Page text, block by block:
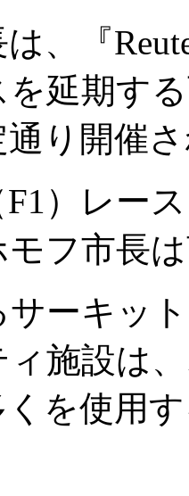
、『
を延期す
り開催
F1）レー
フ市長
サーキッ
施設は
を使用